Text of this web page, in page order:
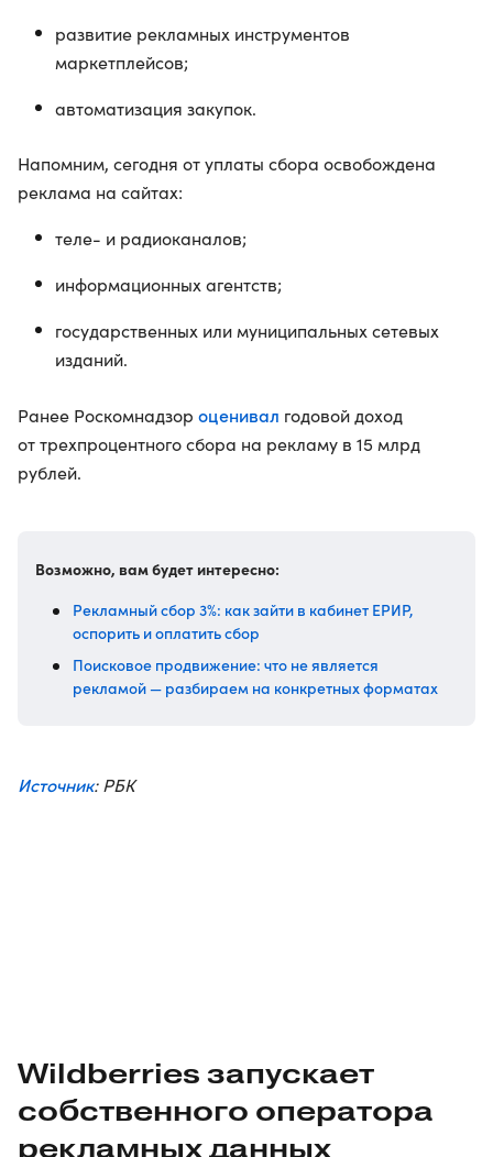
развитие рекламных инструментов
маркетплейсов;
автоматизация закупок.
Напомним, сегодня от уплаты сбора освобождена
реклама на сайтах:
теле- и радиоканалов;
информационных агентств;
государственных или муниципальных сетевых
изданий.
Ранее Роскомнадзор оценивал годовой доход
от трехпроцентного сбора на рекламу в 15 млрд
рублей.
Возможно, вам будет интересно:
Рекламный сбор 3%: как зайти в кабинет ЕРИР,
оспорить и оплатить сбор
Поисковое продвижение: что не является
рекламой — разбираем на конкретных форматах
Источник: РБК
Wildberries запускает
собственного оператора
рекламных данных